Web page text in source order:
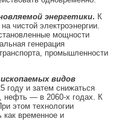
энергетики. К
чистой электроэнергии.
мощности
генерация
промышленности
видов
году и затем снижаться
нефть — в 2060-х годах. К
этом технологии
как временное и